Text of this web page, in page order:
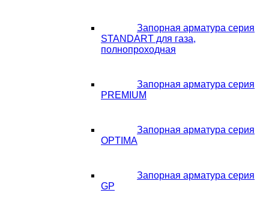
Запорная арматура серия
STANDART для газа,
полнопроходная
Запорная арматура серия
PREMIUM
Запорная арматура серия
OPTIMA
Запорная арматура серия
GP